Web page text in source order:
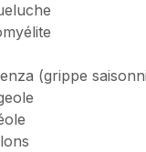
(grippe